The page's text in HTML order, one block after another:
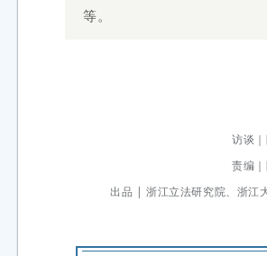
等。
访谈｜
责编
出品 | 浙江立法研究院、浙江